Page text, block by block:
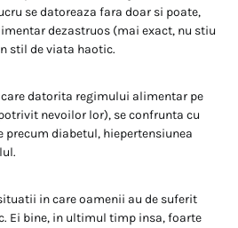
se datoreaza fara doar si poate,
dezastruos (mai exact, nu stiu
stil de viata haotic.
datorita regimului alimentar pe
nevoilor lor), se confrunta cu
precum diabetul, hiepertensiunea
in care oamenii au de suferit
Ei bine, in ultimul timp insa, foarte